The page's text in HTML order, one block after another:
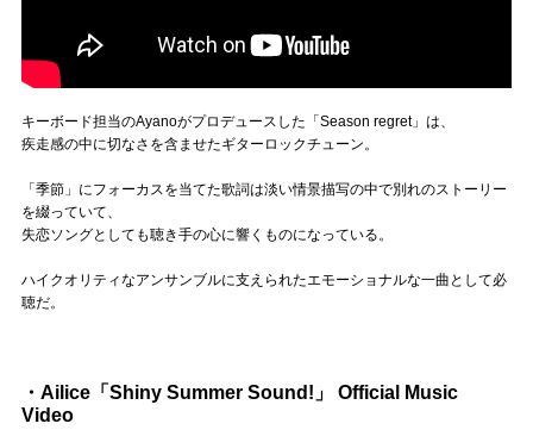
キーボード担当のAyanoがプロデュースした「Season regret」は、
疾走感の中に切なさを含ませたギターロックチューン。
「季節」にフォーカスを当てた歌詞は淡い情景描写の中で別れのストーリー
を綴っていて、
失恋ソングとしても聴き手の心に響くものになっている。
ハイクオリティなアンサンブルに支えられたエモーショナルな一曲として必
聴だ。
・Ailice「Shiny Summer Sound!」 Official Music
Video